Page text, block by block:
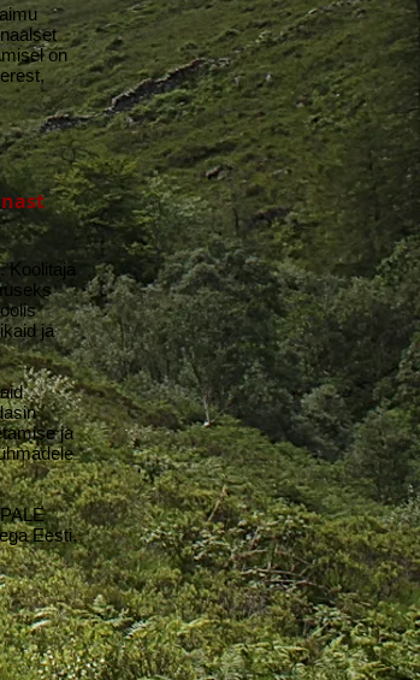
on
Koolitaja
ja
ja
Eesti,